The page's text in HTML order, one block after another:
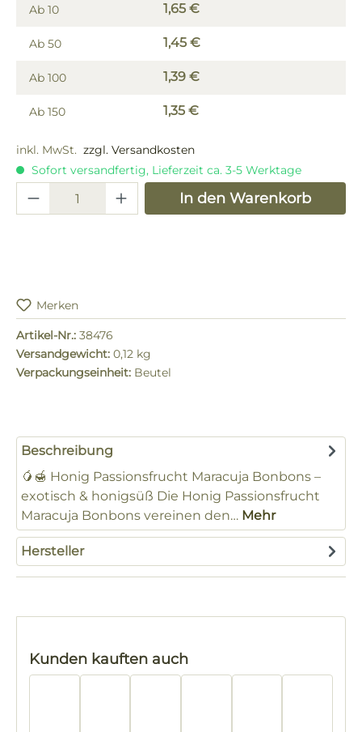
Ab 10 1,65 €
Ab 50 1,45 €
Ab 100 1,39 €
Ab 150 1,35 €
inkl. MwSt. zzgl. Versandkosten
Sofort versandfertig, Lieferzeit ca. 3-5 Werktage
Produkt Anzahl: Gib denIn den Warenkorb
Merken
Artikel-Nr.: 38476
Versandgewicht: 0,12 kg
Verpackungseinheit: Beutel
Beschreibung
🥭🍯 Honig Passionsfrucht Maracuja Bonbons –
exotisch & honigsüß Die Honig Passionsfrucht
Maracuja Bonbons vereinen den… Mehr
Hersteller
Produktgalerie überspringen
Kunden kauften auch